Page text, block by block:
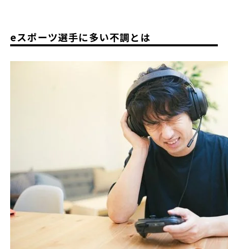
eスポーツ選手に多い不調とは